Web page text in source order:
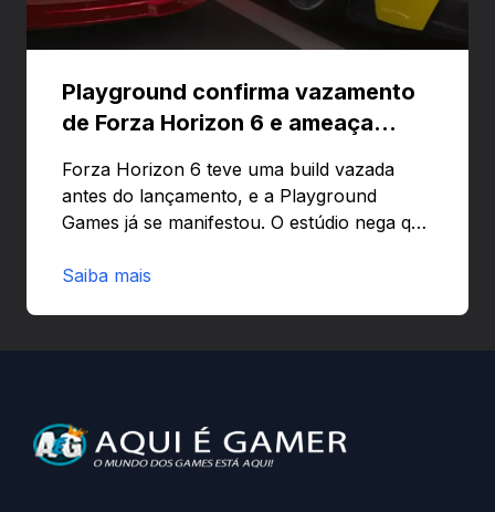
Playground confirma vazamento
de Forza Horizon 6 e ameaça
Forza Horizon 6 teve uma build vazada
antes do lançamento, e a Playground
Games já se manifestou. O estúdio nega que
preload e avisa que quem usar versões não
da Playground: negação do preload,
medidas contra acessos não autorizados
Saiba mais